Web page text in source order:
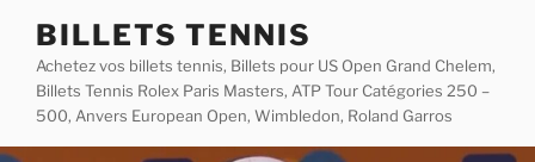
content
BILLETS TENNIS
Achetez vos billets tennis, Billets pour US Open Grand Chelem,
Billets Tennis Rolex Paris Masters, ATP Tour Catégories 250 –
500, Anvers European Open, Wimbledon, Roland Garros